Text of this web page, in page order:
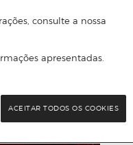
consulte a nossa
apresentadas.
ACEITAR TODOS OS COOKIES